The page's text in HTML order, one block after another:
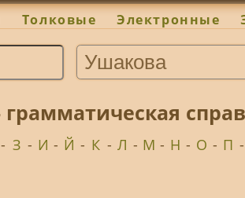
Толковые Электронные
- З - И - Й - К - Л - М - Н - О - П -